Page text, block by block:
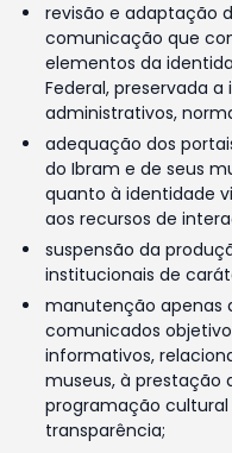
revisão e adaptação
comunicação que
elementos da
Federal, preservada
administrativos,
adequação dos
do Ibram e de seus
quanto à identidade
aos recursos de
suspensão da
institucionais de
manutenção apenas
comunicados
informativos,
museus, à prestação
programação cultural
transparência;